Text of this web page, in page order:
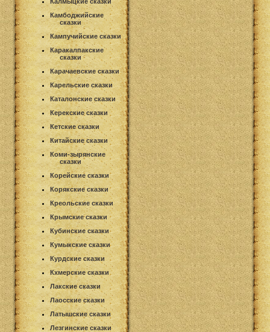
Камбоджийские
сказки
Кампучийские сказки
Каракалпакские
сказки
Карачаевские сказки
Карельские сказки
Каталонские сказки
Керекские сказки
Кетские сказки
Китайские сказки
Коми-зырянские
сказки
Корейские сказки
Корякские сказки
Креольские сказки
Крымские сказки
Кубинские сказки
Кумыкские сказки
Курдские сказки
Кхмерские сказки
Лакские сказки
Лаосские сказки
Латышские сказки
Лезгинские сказки